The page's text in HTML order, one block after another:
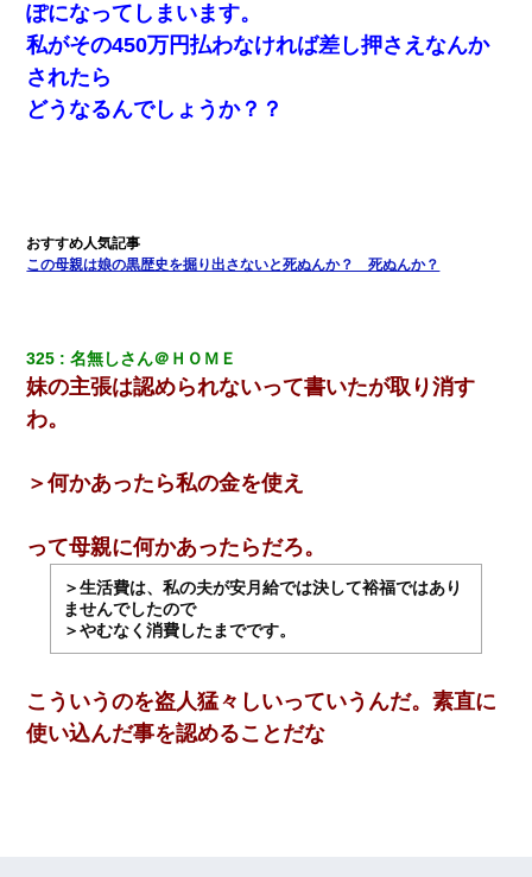
ぽになってしまいます。
私がその450万円払わなければ差し押さえなんか
されたら
どうなるんでしょうか？？
この母親は娘の黒歴史を掘り出さないと死ぬんか？ 死ぬんか？
325 名無しさん＠ＨＯＭＥ
妹の主張は認められないって書いたが取り消す
わ。
＞何かあったら私の金を使え
って母親に何かあったらだろ。
＞生活費は、私の夫が安月給では決して裕福ではあり
ませんでしたので
＞やむなく消費したまでです。
こういうのを盗人猛々しいっていうんだ。素直に
使い込んだ事を認めることだな